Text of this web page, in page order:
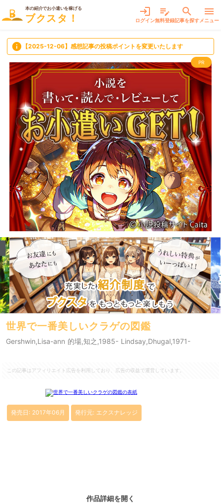
本の紹介でお小遣いを稼げる
ブクスタ！
login
ログイン
edit_note
無料登録
search
記事を探す
menu
メニュー
info 【2025-12-06】感想記事の投稿ポイントを変更いたします
PR
世界で一番美しいクラゲの図鑑
Gershwin,Lisa-ann 的場,知之,1985- Lindsay,Dhugal,1971-
この記事はアフィリエイト広告を利用しており、広告の収益で運営しています。
作品詳細を開く
発売日: 2017年06月 発行元: エクスナレッジ